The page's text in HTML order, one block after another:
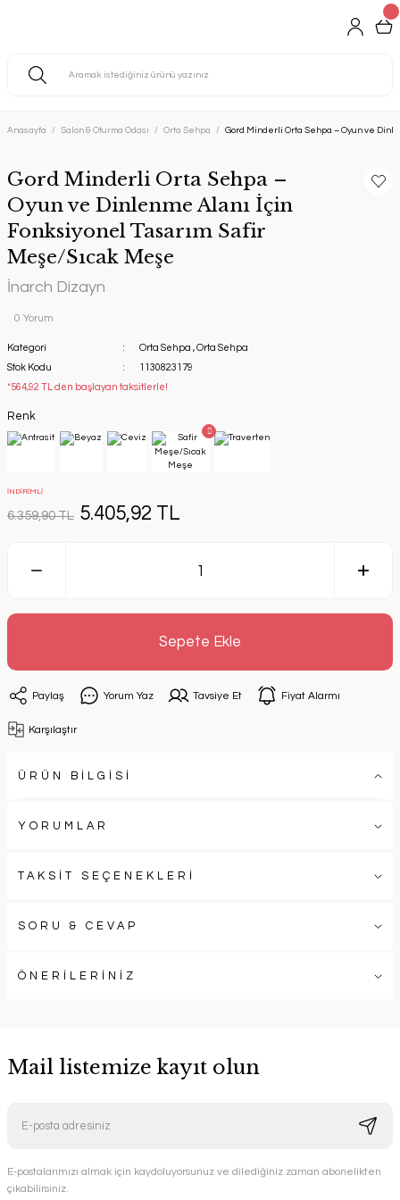
Anasayfa Salon & Oturma Odası Orta Sehpa Gord Minderli Orta Sehpa – Oyun ve
Gord Minderli Orta Sehpa –
Oyun ve Dinlenme Alanı İçin
Fonksiyonel Tasarım Safir
Meşe/Sıcak Meşe
İnarch Dizayn
0 Yorum
Kategori Orta Sehpa ,Orta Sehpa
Stok Kodu
1130823179
*564,92 TL den başlayan taksitlerle!
Renk
İNDİRİMLİ
6.359,90 TL 5.405,92 TL
Sepete Ekle
Paylaş Yorum Yaz Tavsiye Et Fiyat Alarmı
Karşılaştır
ÜRÜN BİLGİSİ
YORUMLAR
TAKSİT SEÇENEKLERİ
SORU & CEVAP
ÖNERİLERİNİZ
Mail listemize kayıt olun
E-postalarımızı almak için kaydoluyorsunuz ve dilediğiniz zaman abonelikten
çıkabilirsiniz.